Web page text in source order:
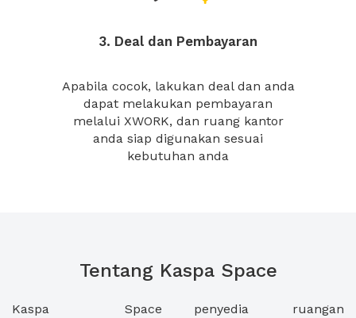
3. Deal dan Pembayaran
Apabila cocok, lakukan deal dan anda
dapat melakukan pembayaran
melalui XWORK, dan ruang kantor
anda siap digunakan sesuai
kebutuhan anda
Tentang Kaspa Space
Kaspa Space
penyedia ruangan